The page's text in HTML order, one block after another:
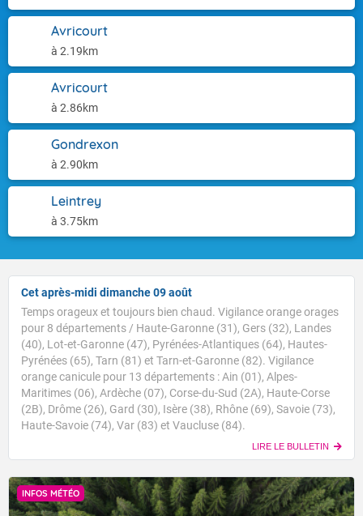
Avricourt
à 2.19km
Avricourt
à 2.86km
Gondrexon
à 2.90km
Leintrey
à 3.75km
Cet après-midi dimanche 09 août
Temps orageux et toujours bien chaud. Vigilance orange orages
pour 8 départements / Haute-Garonne (31), Gers (32), Landes
(40), Lot-et-Garonne (47), Pyrénées-Atlantiques (64), Hautes-
Pyrénées (65), Tarn (81) et Tarn-et-Garonne (82). Vigilance
orange canicule pour 13 départements : Ain (01), Alpes-
Maritimes (06), Ardèche (07), Corse-du-Sud (2A), Haute-Corse
(2B), Drôme (26), Gard (30), Isère (38), Rhône (69), Savoie (73),
Haute-Savoie (74), Var (83) et Vaucluse (84).
LIRE LE BULLETIN
INFOS MÉTÉO